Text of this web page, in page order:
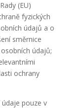
(EU)
fyzických
údajů a o
směrnice
údajů;
ochrany
pouze v